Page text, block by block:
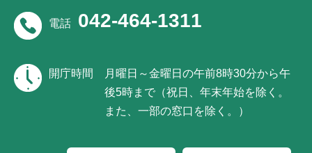
電話 042-464-1311
開庁時間
月曜日～金曜日の午前8時30分から午
後5時まで（祝日、年末年始を除く。
また、一部の窓口を除く。）